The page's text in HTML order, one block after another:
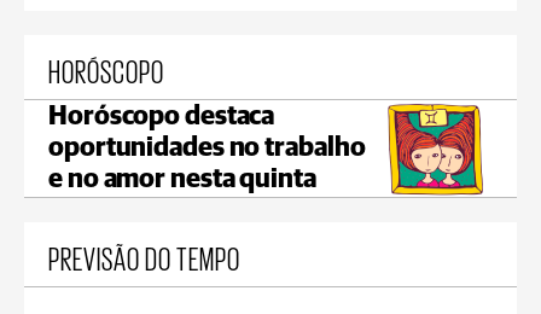
HORÓSCOPO
Horóscopo destaca
oportunidades no trabalho
e no amor nesta quinta
PREVISÃO DO TEMPO